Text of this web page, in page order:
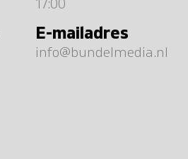
17:00
E-mailadres
info@bundelmedia.nl